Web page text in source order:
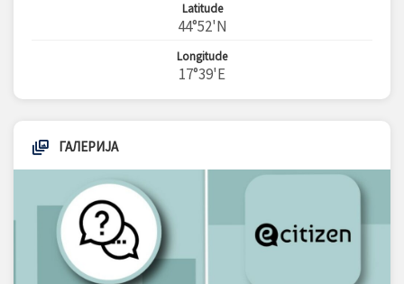
Latitude
44°52'N
Longitude
17°39'E
ГАЛЕРИЈА